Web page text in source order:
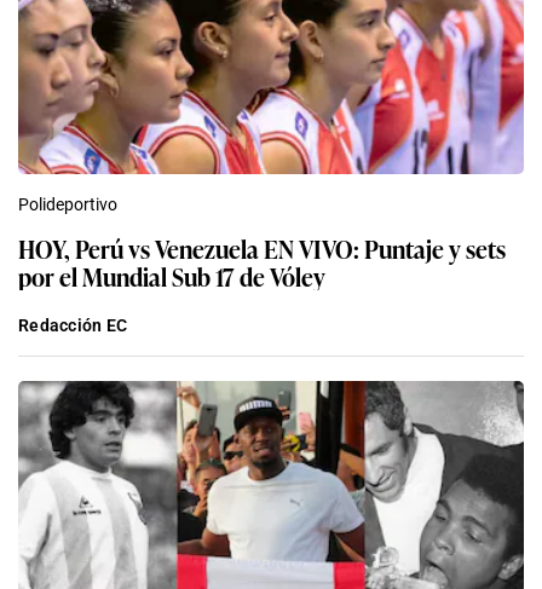
Polideportivo
HOY, Perú vs Venezuela EN VIVO: Puntaje y sets
por el Mundial Sub 17 de Vóley
Redacción EC